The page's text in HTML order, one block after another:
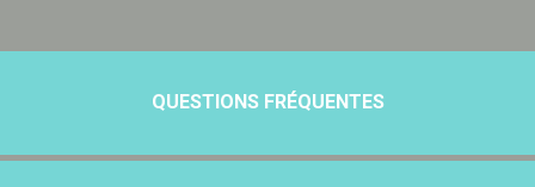
QUESTIONS FRÉQUENTES